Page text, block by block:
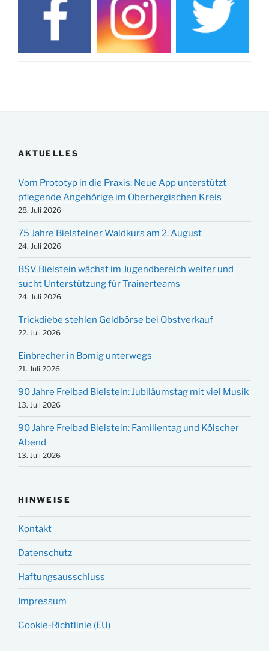
AKTUELLES
Vom Prototyp in die Praxis: Neue App unterstützt
pflegende Angehörige im Oberbergischen Kreis
28. Juli 2026
75 Jahre Bielsteiner Waldkurs am 2. August
24. Juli 2026
BSV Bielstein wächst im Jugendbereich weiter und
sucht Unterstützung für Trainerteams
24. Juli 2026
Trickdiebe stehlen Geldbörse bei Obstverkauf
22. Juli 2026
Einbrecher in Bomig unterwegs
21. Juli 2026
90 Jahre Freibad Bielstein: Jubiläumstag mit viel Musik
13. Juli 2026
90 Jahre Freibad Bielstein: Familientag und Kölscher
Abend
13. Juli 2026
HINWEISE
Kontakt
Datenschutz
Haftungsausschluss
Impressum
Cookie-Richtlinie (EU)